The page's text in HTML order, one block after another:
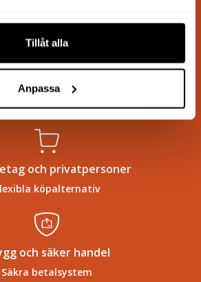
Tillåt alla
Anpassa
1–3 arbetsdagar
Kunnig kundservice
dig att hitta rätt
och privatpersoner
köpalternativ
och säker handel
Säkra betalsystem